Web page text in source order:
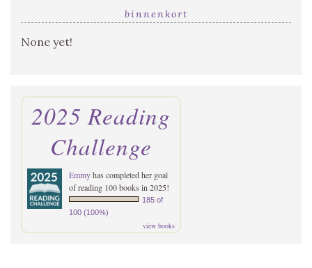
binnenkort
None yet!
2025 Reading
Challenge
Emmyhas completed her goal
of reading 100 books in 2025!
185 of
100 (100%)
view books